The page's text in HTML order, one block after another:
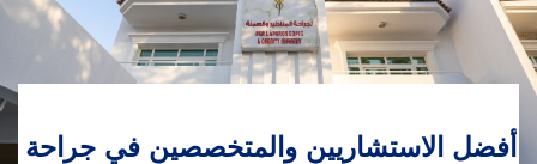
أفضل الاستشاريين والمتخصصين في جراحة